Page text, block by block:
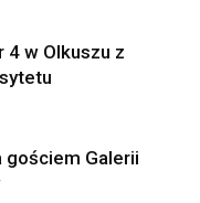
4 w Olkuszu z
gościem Galerii